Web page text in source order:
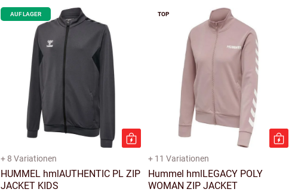
AUF LAGER
+ 8 Variationen
HUMMEL hmlAUTHENTIC PL ZIP
JACKET KIDS
TOP
+ 11 Variationen
Hummel hmlLEGACY POLY
WOMAN ZIP JACKET